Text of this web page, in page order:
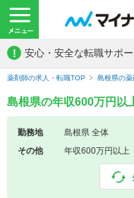
! 安心・安全な転職サポ
薬剤師の求人・転職TOP 島根県の薬
島根県の年収600万円以
勤務地
島根県 全体
その他
年収600万円以上